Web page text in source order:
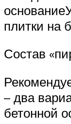
плитки на
Состав
– два
бетонной